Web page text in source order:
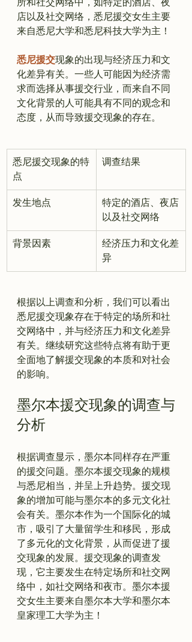
店以及社交网络，悉尼援交女生主要
来自悉尼大学和悉尼科技大学为主！
悉尼援交现象的出现与经济压力和文
化差异有关。一些人可能因为经济需
求而选择从事援交行业，而来自不同
文化背景的人可能具有不同的观念和
悉尼援交现象的特
点
调查结果
发生地点
特定的酒店、夜店
以及社交网络
背景因素
经济压力和文化差
异
根据以上调查和分析，我们可以看出
悉尼援交现象存在于特定的场所和社
交网络中，并与经济压力和文化差异
有关。继续研究这些特点将有助于更
全面地了解援交现象的本质和对社会
墨尔本援交现象的调查与
分析
根据调查显示，墨尔本同样存在严重
的援交问题。墨尔本援交现象的规模
与悉尼相当，并呈上升趋势。援交现
象的增加可能与墨尔本的多元文化社
会有关。墨尔本作为一个国际化的城
市，吸引了大量留学生和移民，形成
了多元化的文化背景，从而促进了援
交现象的发展。援交现象的调查发
现，它主要发生在特定场所和社交网
络中，如社交网络和夜市。墨尔本援
交女生主要来自墨尔本大学和墨尔本
皇家理工大学为主！